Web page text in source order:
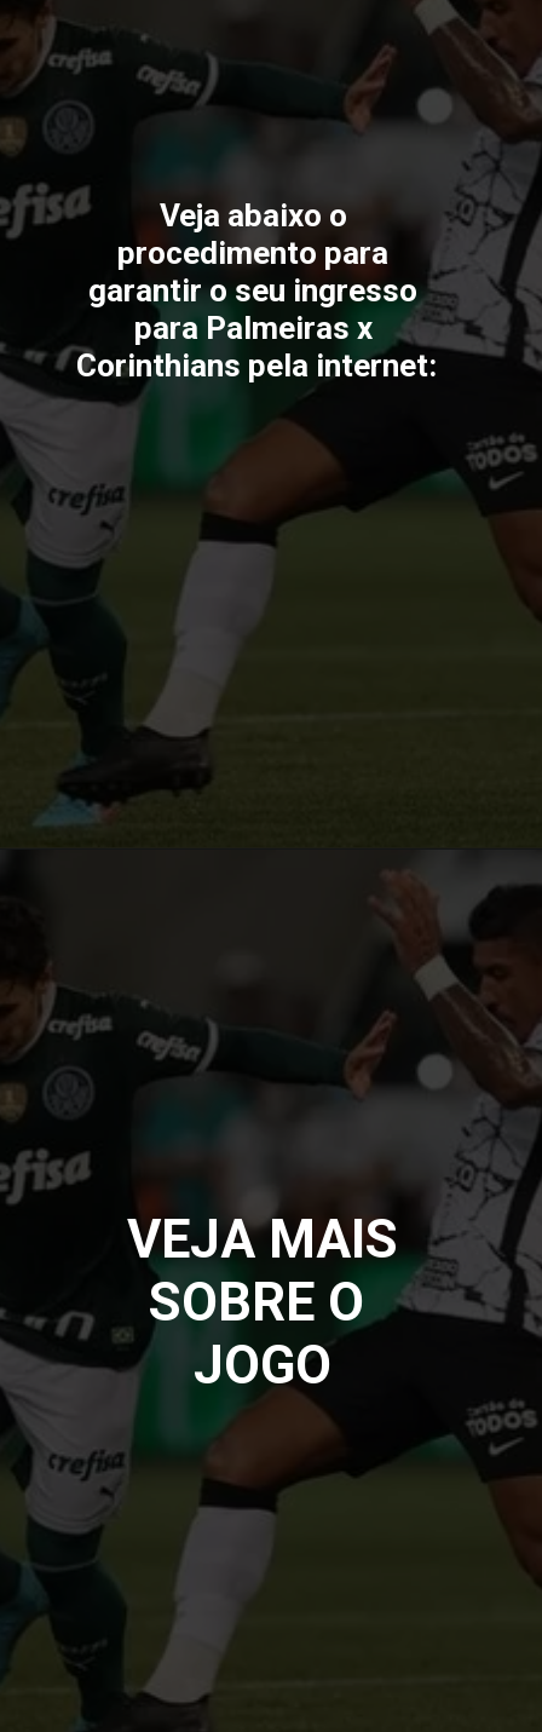
Veja abaixo o
procedimento para
garantir o seu ingresso
para Palmeiras x
Corinthians pela internet:
https://blog.cursosdequalidade.com.br/ingressos-para-palmeiras-x-corinthians-onde-comprar-e-precos-para-o-jogo/
VEJA MAIS
SOBRE O
JOGO